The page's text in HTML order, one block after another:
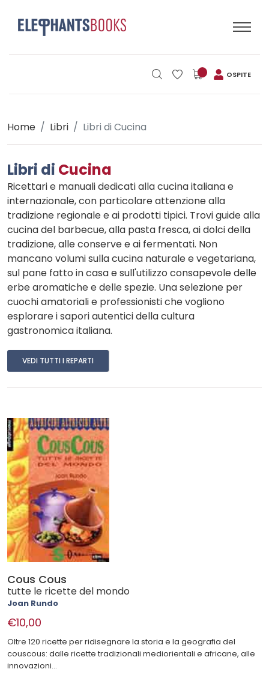
OSPITE
Home Libri Libri di Cucina
Libri di Cucina
Ricettari e manuali dedicati alla cucina italiana e
internazionale, con particolare attenzione alla
tradizione regionale e ai prodotti tipici. Trovi guide alla
cucina del barbecue, alla pasta fresca, ai dolci della
tradizione, alle conserve e ai fermentati. Non
mancano volumi sulla cucina naturale e vegetariana,
sul pane fatto in casa e sull'utilizzo consapevole delle
erbe aromatiche e delle spezie. Una selezione per
cuochi amatoriali e professionisti che vogliono
esplorare i sapori autentici della cultura
gastronomica italiana.
VEDI TUTTI I REPARTI
Cous Cous
tutte le ricette del mondo
Joan Rundo
€10,00
Oltre 120 ricette per ridisegnare la storia e la geografia del
couscous: dalle ricette tradizionali mediorientali e africane, alle
innovazioni...